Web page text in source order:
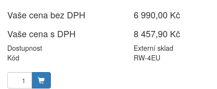
Vaše cena bez DPH
6 990,00 Kč
Vaše cena s DPH
8 457,90 Kč
Dostupnost
Externí sklad
Kód
RW-4EU